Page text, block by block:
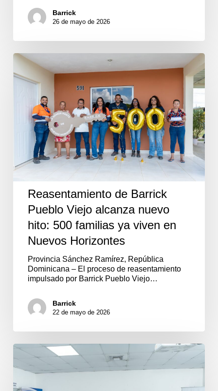
Barrick
26 de mayo de 2026
Reasentamiento
Barrick
Pueblo
alcanza
nuevo
familias
viven
Nuevos
Horizontes
Reasentamiento de Barrick
Pueblo Viejo alcanza nuevo
hito: 500 familias ya viven en
Nuevos Horizontes
Provincia Sánchez Ramírez, República
Dominicana – El proceso de reasentamiento
impulsado por Barrick Pueblo Viejo…
Barrick
22 de mayo de 2026
Barrick
Pueblo
Viejo
Project